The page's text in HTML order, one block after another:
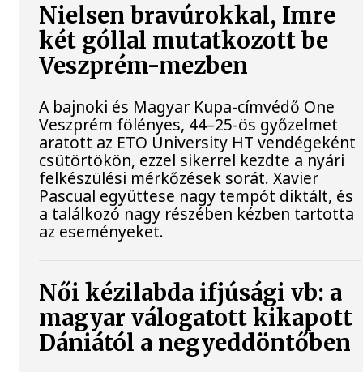
Nielsen bravúrokkal, Imre
két góllal mutatkozott be
Veszprém-mezben
A bajnoki és Magyar Kupa-címvédő One
Veszprém fölényes, 44–25-ös győzelmet
aratott az ETO University HT vendégeként
csütörtökön, ezzel sikerrel kezdte a nyári
felkészülési mérkőzések sorát. Xavier
Pascual együttese nagy tempót diktált, és
a találkozó nagy részében kézben tartotta
az eseményeket.
Női kézilabda ifjúsági vb: a
magyar válogatott kikapott
Dániától a negyeddöntőben